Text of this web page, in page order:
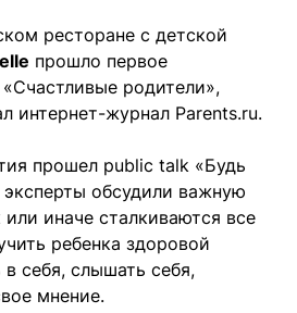
ресторане с детской
прошло первое
родители»,
интернет-журнал Parents.ru.
прошел public talk «Будь
обсудили важную
иначе сталкиваются все
ребенка здоровой
себя, слышать себя,
мнение.